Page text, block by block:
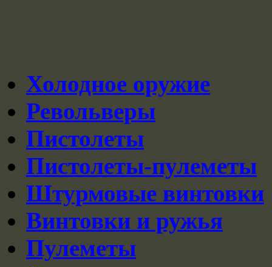
Холодное оружие
Револьверы
Пистолеты
Пистолеты-пулеметы
Штурмовые винтовки
Винтовки и ружья
Пулеметы